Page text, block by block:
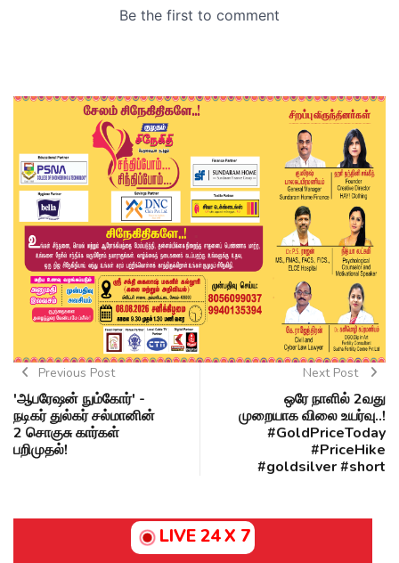
Previous Post
'ஆபரேஷன் நும்கோர்' -
நடிகர் துல்கர் சல்மானின்
2 சொகுசு கார்கள்
பறிமுதல்!
Next Post
ஒரே நாளில் 2வது
முறையாக விலை உயர்வு..!
#GoldPriceToday
#PriceHike
#goldsilver #short
LIVE 24 X 7